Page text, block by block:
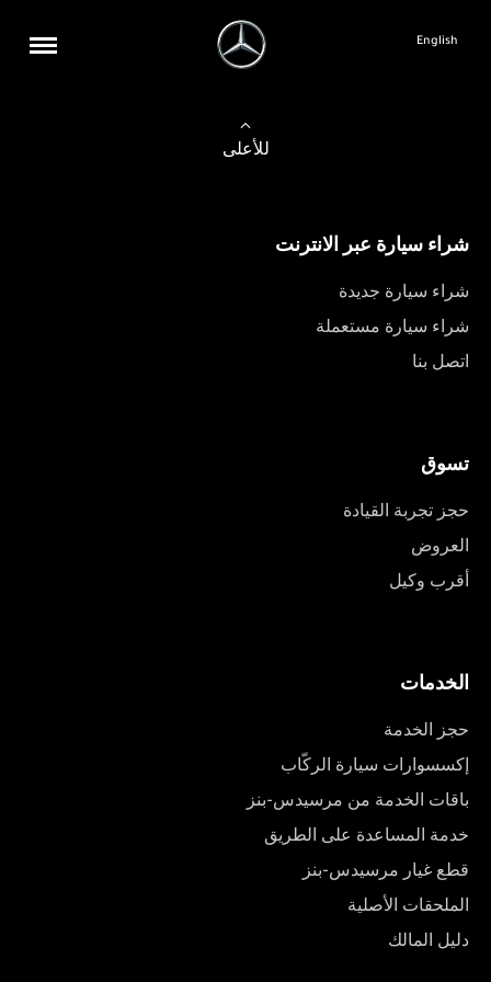
English
للأعلى
شراء سيارة عبر الانترنت
شراء سيارة جديدة
شراء سيارة مستعملة
اتصل بنا
تسوق
حجز تجربة القيادة
العروض
أقرب وكيل
الخدمات
حجز الخدمة
إكسسوارات سيارة الركّاب
باقات الخدمة من مرسيدس-بنز
خدمة المساعدة على الطريق
قطع غيار مرسيدس-بنز
الملحقات الأصلية
دليل المالك